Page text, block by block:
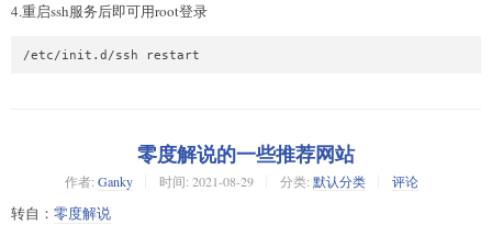
4.重启ssh服务后即可用root登录
/etc/init.d/ssh restart
零度解说的一些推荐网站
作者: Ganky 时间: 2021-08-29 分类: 默认分类 评论
转自： 零度解说